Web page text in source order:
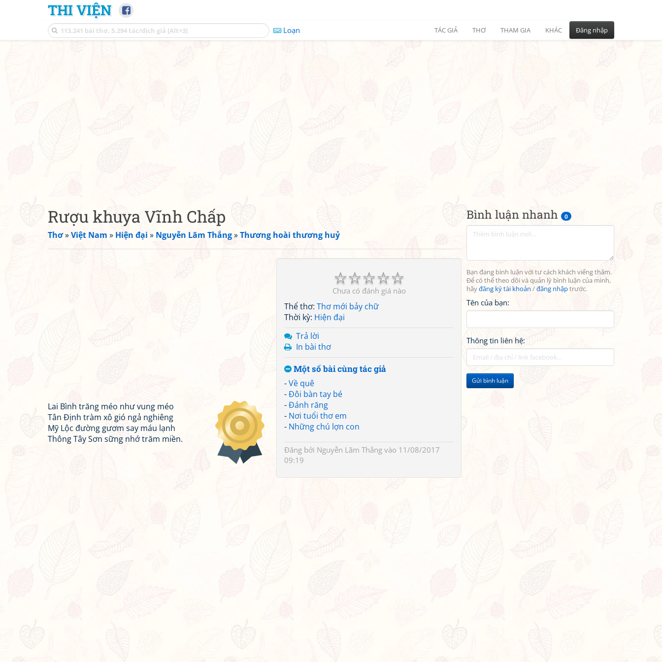
THI VIỆN
Loạn TÁC GIẢ THƠ THAM GIA KHÁC Đăng nhập
Bình luận nhanh 0
Bạn đang bình luận với tư cách khách viếng thăm.
Để có thể theo dõi và quản lý bình luận của mình,
hãyđăng ký tài khoản /đăng nhậptrước.
Tên của bạn:
Thông tin liên hệ:
Gửi bình luận
Rượu khuya Vĩnh Chấp
Thơ»Việt Nam » Hiện đại » Nguyễn Lãm Thắng»Thương hoài thương huỷ
☆
☆
☆
☆
☆
Chưa có đánh giá nào
Thể thơ: Thơ mới bảy chữ
Thời kỳ: Hiện đại
Trả lời
In bài thơ
Một số bài cùng tác giả
-Về quê
-Đôi bàn tay bé
-Đánh răng
- Nơi tuổi thơ em
- Những chú lợn con
Đăng bởi Nguyễn Lãm Thắng vào 11/08/2017
09:19
Lai Bình trăng méo như vung méo
Tân Định tràm xô gió ngả nghiêng
Mỹ Lộc đường gươm say máu lạnh
Thông Tây Sơn sững nhớ trăm miền.